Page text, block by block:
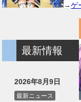
→ゲ
最新情報
2026年8月9日
最新ニュース